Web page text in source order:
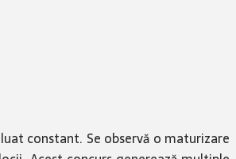
constant. Se observă o maturizare